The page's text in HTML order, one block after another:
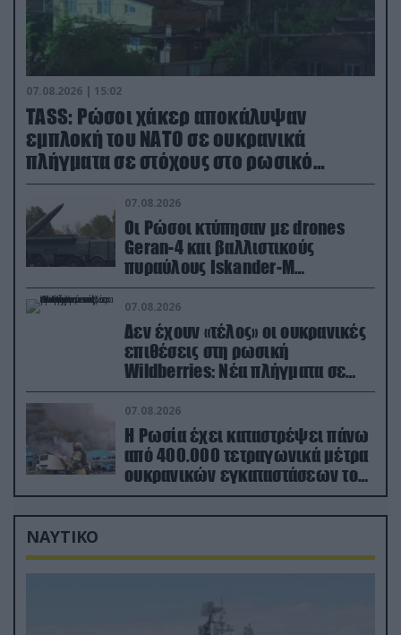
07.08.2026 | 15:02
TASS: Ρώσοι χάκερ αποκάλυψαν
εμπλοκή του ΝΑΤΟ σε ουκρανικά
πλήγματα σε στόχους στο ρωσικό
έδαφος!
07.08.2026
Οι Ρώσοι κτύπησαν με drones
Geran-4 και βαλλιστικούς
πυραύλους Iskander-M
ουκρανικό τρένο με στρατιωτικό
εξοπλισμό
07.08.2026
Δεν έχουν «τέλος» οι ουκρανικές
επιθέσεις στη ρωσική
Wildberries: Νέα πλήγματα σε
εγκαταστάσεις στα Ουράλια
07.08.2026
Η Ρωσία έχει καταστρέψει πάνω
από 400.000 τετραγωνικά μέτρα
ουκρανικών εγκαταστάσεων τον
Ιούλιο
ΝΑΥΤΙΚΟ